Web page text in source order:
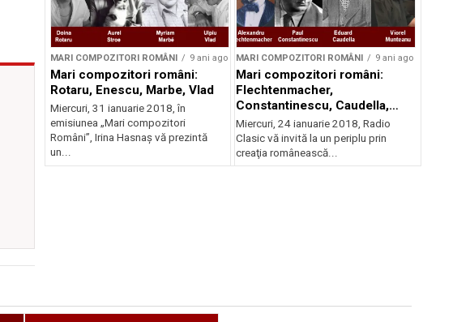
MARI COMPOZITORI ROMÂNI 9 ani ago
Mari compozitori români:
Rotaru, Enescu, Marbe, Vlad
Miercuri, 31 ianuarie 2018, în
emisiunea „Mari compozitori
Români”, Irina Hasnaş vă prezintă
un...
MARI COMPOZITORI ROMÂNI 9 ani ago
Mari compozitori români:
Flechtenmacher,
Constantinescu, Caudella,
Munteanu
Miercuri, 24 ianuarie 2018, Radio
Clasic vă invită la un periplu prin
creaţia românească...